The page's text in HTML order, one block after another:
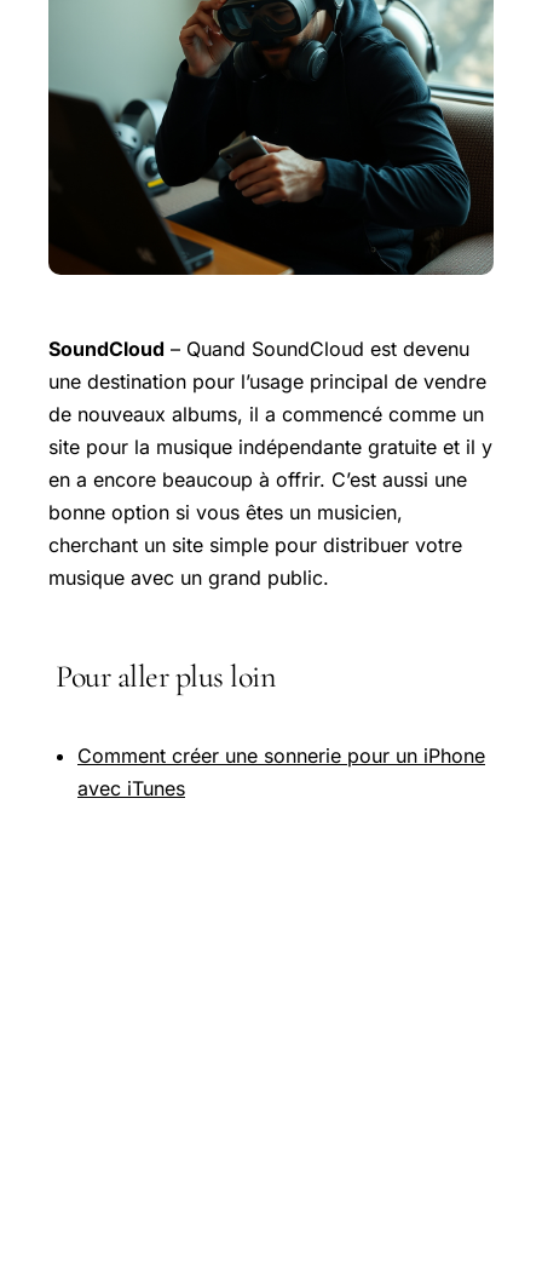
SoundCloud – Quand SoundCloud est devenu
une destination pour l’usage principal de vendre
de nouveaux albums, il a commencé comme un
site pour la musique indépendante gratuite et il y
en a encore beaucoup à offrir. C’est aussi une
bonne option si vous êtes un musicien,
cherchant un site simple pour distribuer votre
musique avec un grand public.
Pour aller plus loin
Comment créer une sonnerie pour un iPhone
avec iTunes